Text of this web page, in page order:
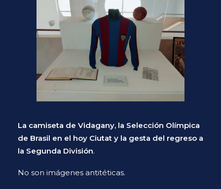
La camiseta de Vidagany, la Selección Olímpica
de Brasil en el hoy Ciutat y la gesta del regreso a
la Segunda División.
No son imágenes antitéticas.